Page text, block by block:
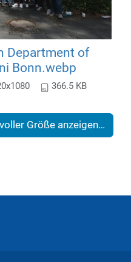
Department of
Bonn.webp
366.5 KB
Größe anzeigen…